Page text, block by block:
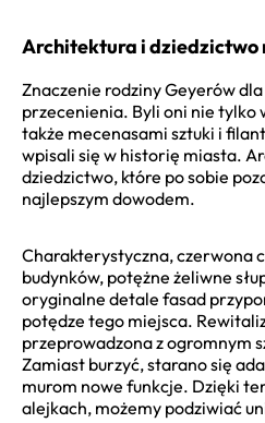
Architektura i dziedzictwo
Znaczenie rodziny Geyerów
przecenienia. Byli oni nie tylko
także mecenasami sztuki i
wpisali się w historię miasta.
dziedzictwo, które po sobie
najlepszym dowodem.
Charakterystyczna, czerwona
budynków, potężne żeliwne
oryginalne detale fasad
potędze tego miejsca.
przeprowadzona z ogromnym
Zamiast burzyć, starano się
murom nowe funkcje. Dzięki
alejkach, możemy podziwiać